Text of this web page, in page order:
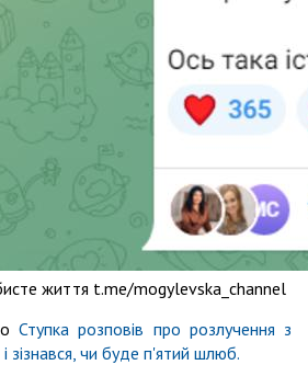
життя t.me/mogylevska_channel
Ступка розповів про розлучення з
чи буде п'ятий шлюб.